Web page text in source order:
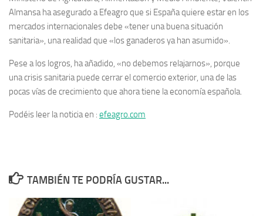
Almansa ha asegurado a Efeagro que si España quiere estar en los
mercados internacionales debe «tener una buena situación
sanitaria», una realidad que «los ganaderos ya han asumido».
Pese a los logros, ha añadido, «no debemos relajarnos», porque
una crisis sanitaria puede cerrar el comercio exterior, una de las
pocas vías de crecimiento que ahora tiene la economía española.
Podéis leer la noticia en : efeagro.com
TAMBIÉN TE PODRÍA GUSTAR...